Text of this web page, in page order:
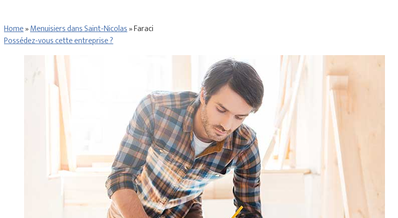
Home»Menuisiers dans Saint-Nicolas»Faraci
Possédez-vous cette entreprise ?